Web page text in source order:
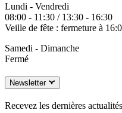
Lundi - Vendredi
08:00 - 11:30 / 13:30 - 16:30
Veille de fête : fermeture à
Samedi - Dimanche
Fermé
Newsletter
Recevez les dernières